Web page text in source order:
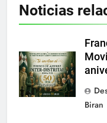
Noticias
Biran